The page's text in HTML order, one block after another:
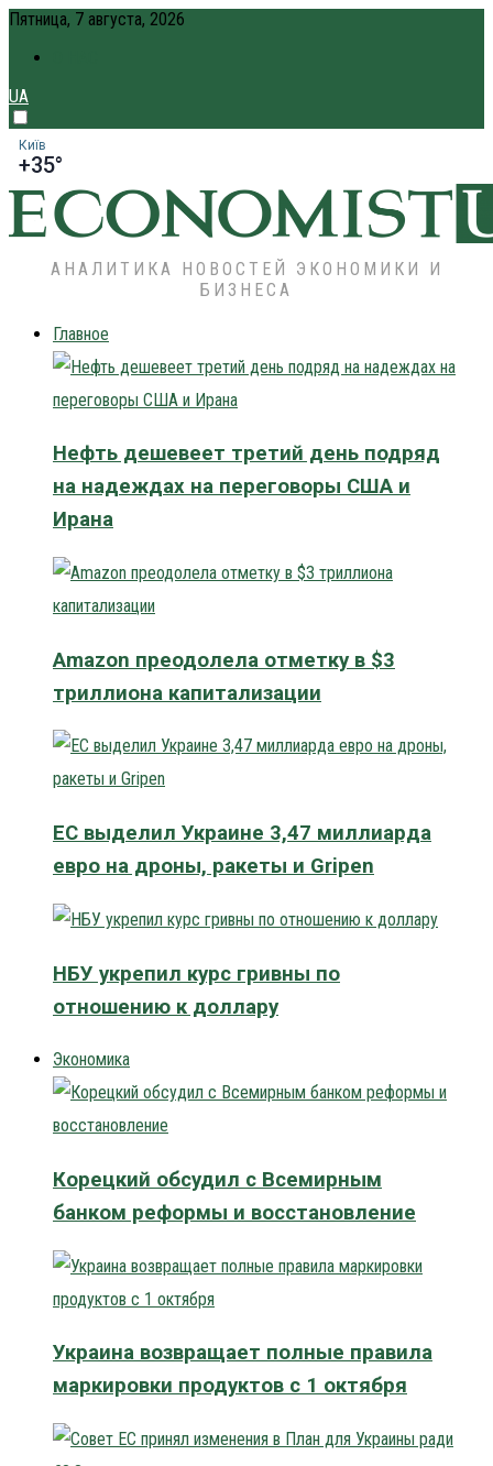
Пятница, 7 августа, 2026
UA
Київ
+35°
АНАЛИТИКА НОВОСТЕЙ ЭКОНОМИКИ И
БИЗНЕСА
Главное
Нефть дешевеет третий день подряд
на надеждах на переговоры США и
Ирана
Amazon преодолела отметку в $3
триллиона капитализации
ЕС выделил Украине 3,47 миллиарда
евро на дроны, ракеты и Gripen
НБУ укрепил курс гривны по
отношению к доллару
Экономика
Корецкий обсудил с Всемирным
банком реформы и восстановление
Украина возвращает полные правила
маркировки продуктов с 1 октября